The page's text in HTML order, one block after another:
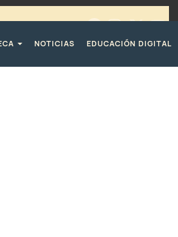
NOTICIAS EDUCACIÓN DIGITAL